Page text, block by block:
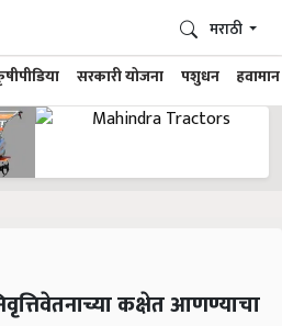
सरकारी योजना पशुधन हवामान
मराठी
कक्षेत आणण्याचा